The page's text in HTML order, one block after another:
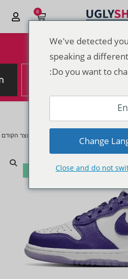
0
לקראת סוף 2025
המוצר הקודם
We've detected
speaking a
Do you want to
Change
Close and do not